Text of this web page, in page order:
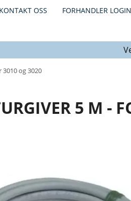
KONTAKT OSS FORHANDLER LOGIN
og 3020
5 M -